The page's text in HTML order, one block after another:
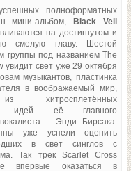
полноформатных
мини-альбом,
Black Veil
на достигнутом и
смелую главу. Шестой
группы под названием The
увидит свет уже 29 октября
музыкантов, пластинка
в воображаемый мир,
хитросплетённых
идей её главного
– Энди Бирсака.
уже успели оценить
в свет синглов с
Так трек Scarlet Cross
впервые оказаться в